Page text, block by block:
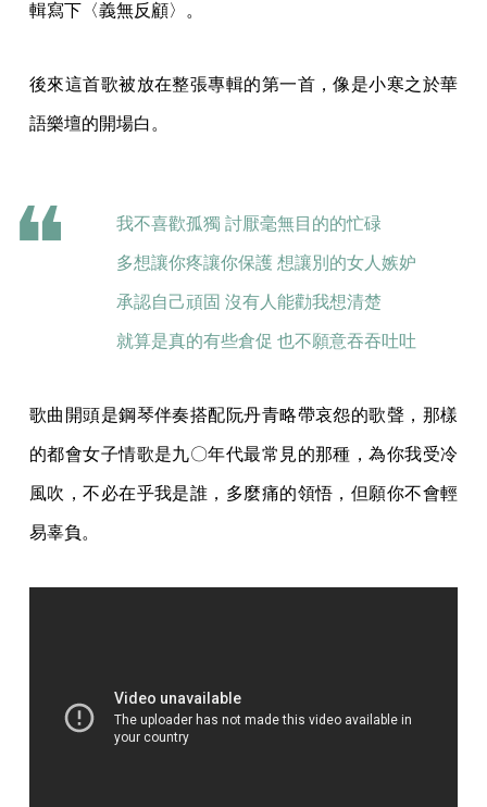
輯寫下〈義無反顧〉。
後來這首歌被放在整張專輯的第一首，像是小寒之於華
語樂壇的開場白。
我不喜歡孤獨 討厭毫無目的的忙碌
多想讓你疼讓你保護 想讓別的女人嫉妒
承認自己頑固 沒有人能勸我想清楚
就算是真的有些倉促 也不願意吞吞吐吐
歌曲開頭是鋼琴伴奏搭配阮丹青略帶哀怨的歌聲，那樣
的都會女子情歌是九〇年代最常見的那種，為你我受冷
風吹，不必在乎我是誰，多麼痛的領悟，但願你不會輕
易辜負。